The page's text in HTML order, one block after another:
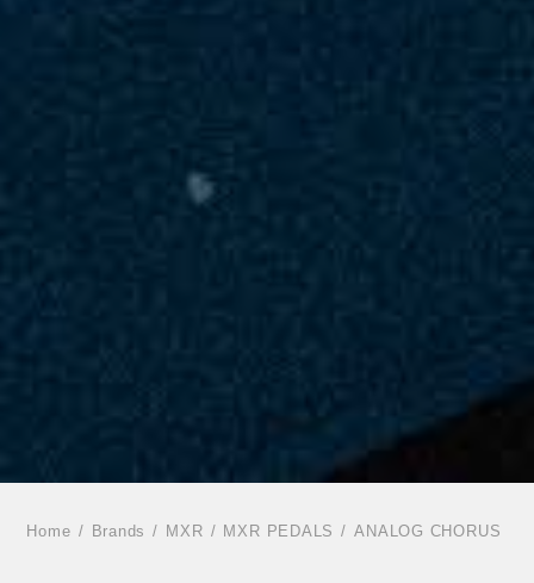
Home Brands MXR MXR PEDALS ANALOG CHORUS